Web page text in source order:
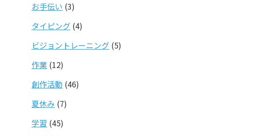
お手伝い (3)
タイピング (4)
ビジョントレーニング (5)
作業 (12)
創作活動 (46)
夏休み (7)
学習 (45)